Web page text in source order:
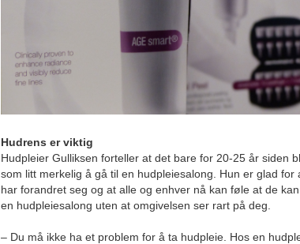
Hudrens er viktig
Hudpleier Gulliksen forteller at det bare for 20-25 år siden
som litt merkelig å gå til en hudpleiesalong. Hun er glad for
har forandret seg og at alle og enhver nå kan føle at de
en hudpleiesalong uten at omgivelsen ser rart på deg.
– Du må ikke ha et problem for å ta hudpleie. Hos en